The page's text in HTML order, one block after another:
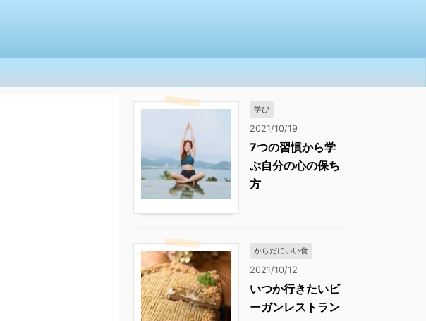
学び
2021/10/19
7つの習慣から学
ぶ自分の心の保ち
方
からだにいい食
2021/10/12
いつか行きたいビ
ーガンレストラン